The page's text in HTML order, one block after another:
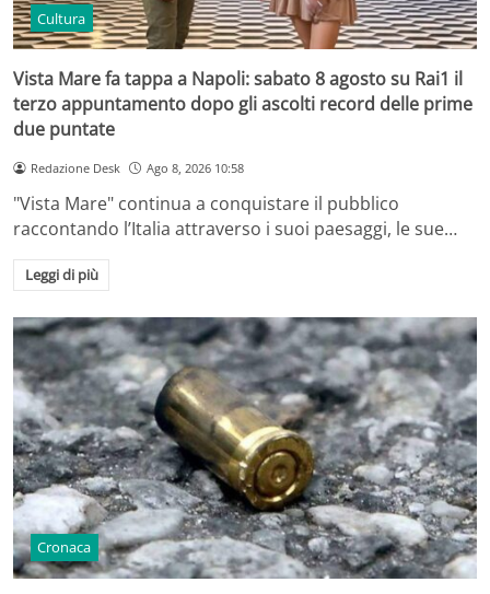
Cultura
Vista Mare fa tappa a Napoli: sabato 8 agosto su Rai1 il
terzo appuntamento dopo gli ascolti record delle prime
due puntate
Redazione Desk Ago 8, 2026 10:58
"Vista Mare" continua a conquistare il pubblico
raccontando l’Italia attraverso i suoi paesaggi, le sue…
Leggi di più
Cronaca